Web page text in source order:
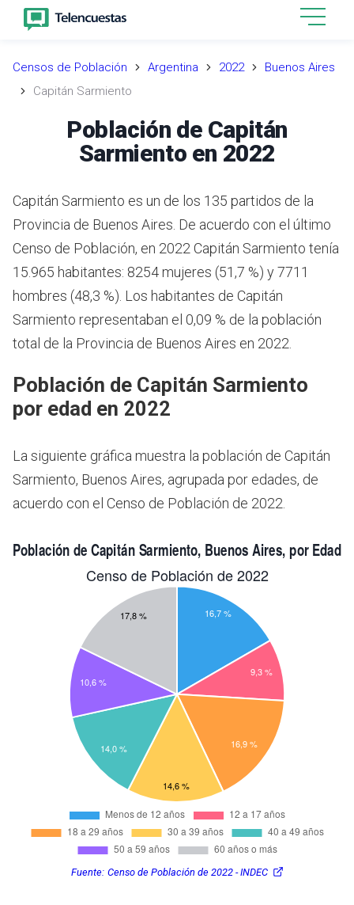
Censos de Población Argentina 2022
Buenos Aires
Capitán Sarmiento
Población de Capitán
Sarmiento en 2022
Capitán Sarmiento es un de los 135 partidos de la
Provincia de Buenos Aires. De acuerdo con el último
Censo de Población, en 2022 Capitán Sarmiento tenía
15.965 habitantes: 8254 mujeres (51,7 %) y 7711
hombres (48,3 %). Los habitantes de Capitán
Sarmiento representaban el 0,09 % de la población
total de la Provincia de Buenos Aires en 2022.
Población de Capitán Sarmiento
por edad en 2022
La siguiente gráfica muestra la población de Capitán
Sarmiento, Buenos Aires, agrupada por edades, de
acuerdo con el Censo de Población de 2022.
Fuente: Censo de Población de 2022 - INDEC